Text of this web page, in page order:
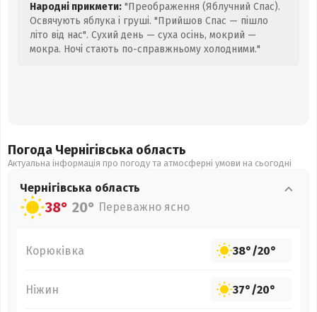
Народні прикмети: "Преображення (Яблучний Спас).
Освячують яблука і груші. "Прийшов Спас — пішло
літо від нас". Сухий день — суха осінь, мокрий —
мокра. Ночі стають по-справжньому холодними."
Погода Чернігівська область
Актуальна інформація про погоду та атмосферні умови на сьогодні
Чернігівська область
38° 20° Переважно ясно
Корюківка 38°/20°
Ніжин 37°/20°